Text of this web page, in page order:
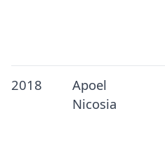
2018
Apoel
Nicosia